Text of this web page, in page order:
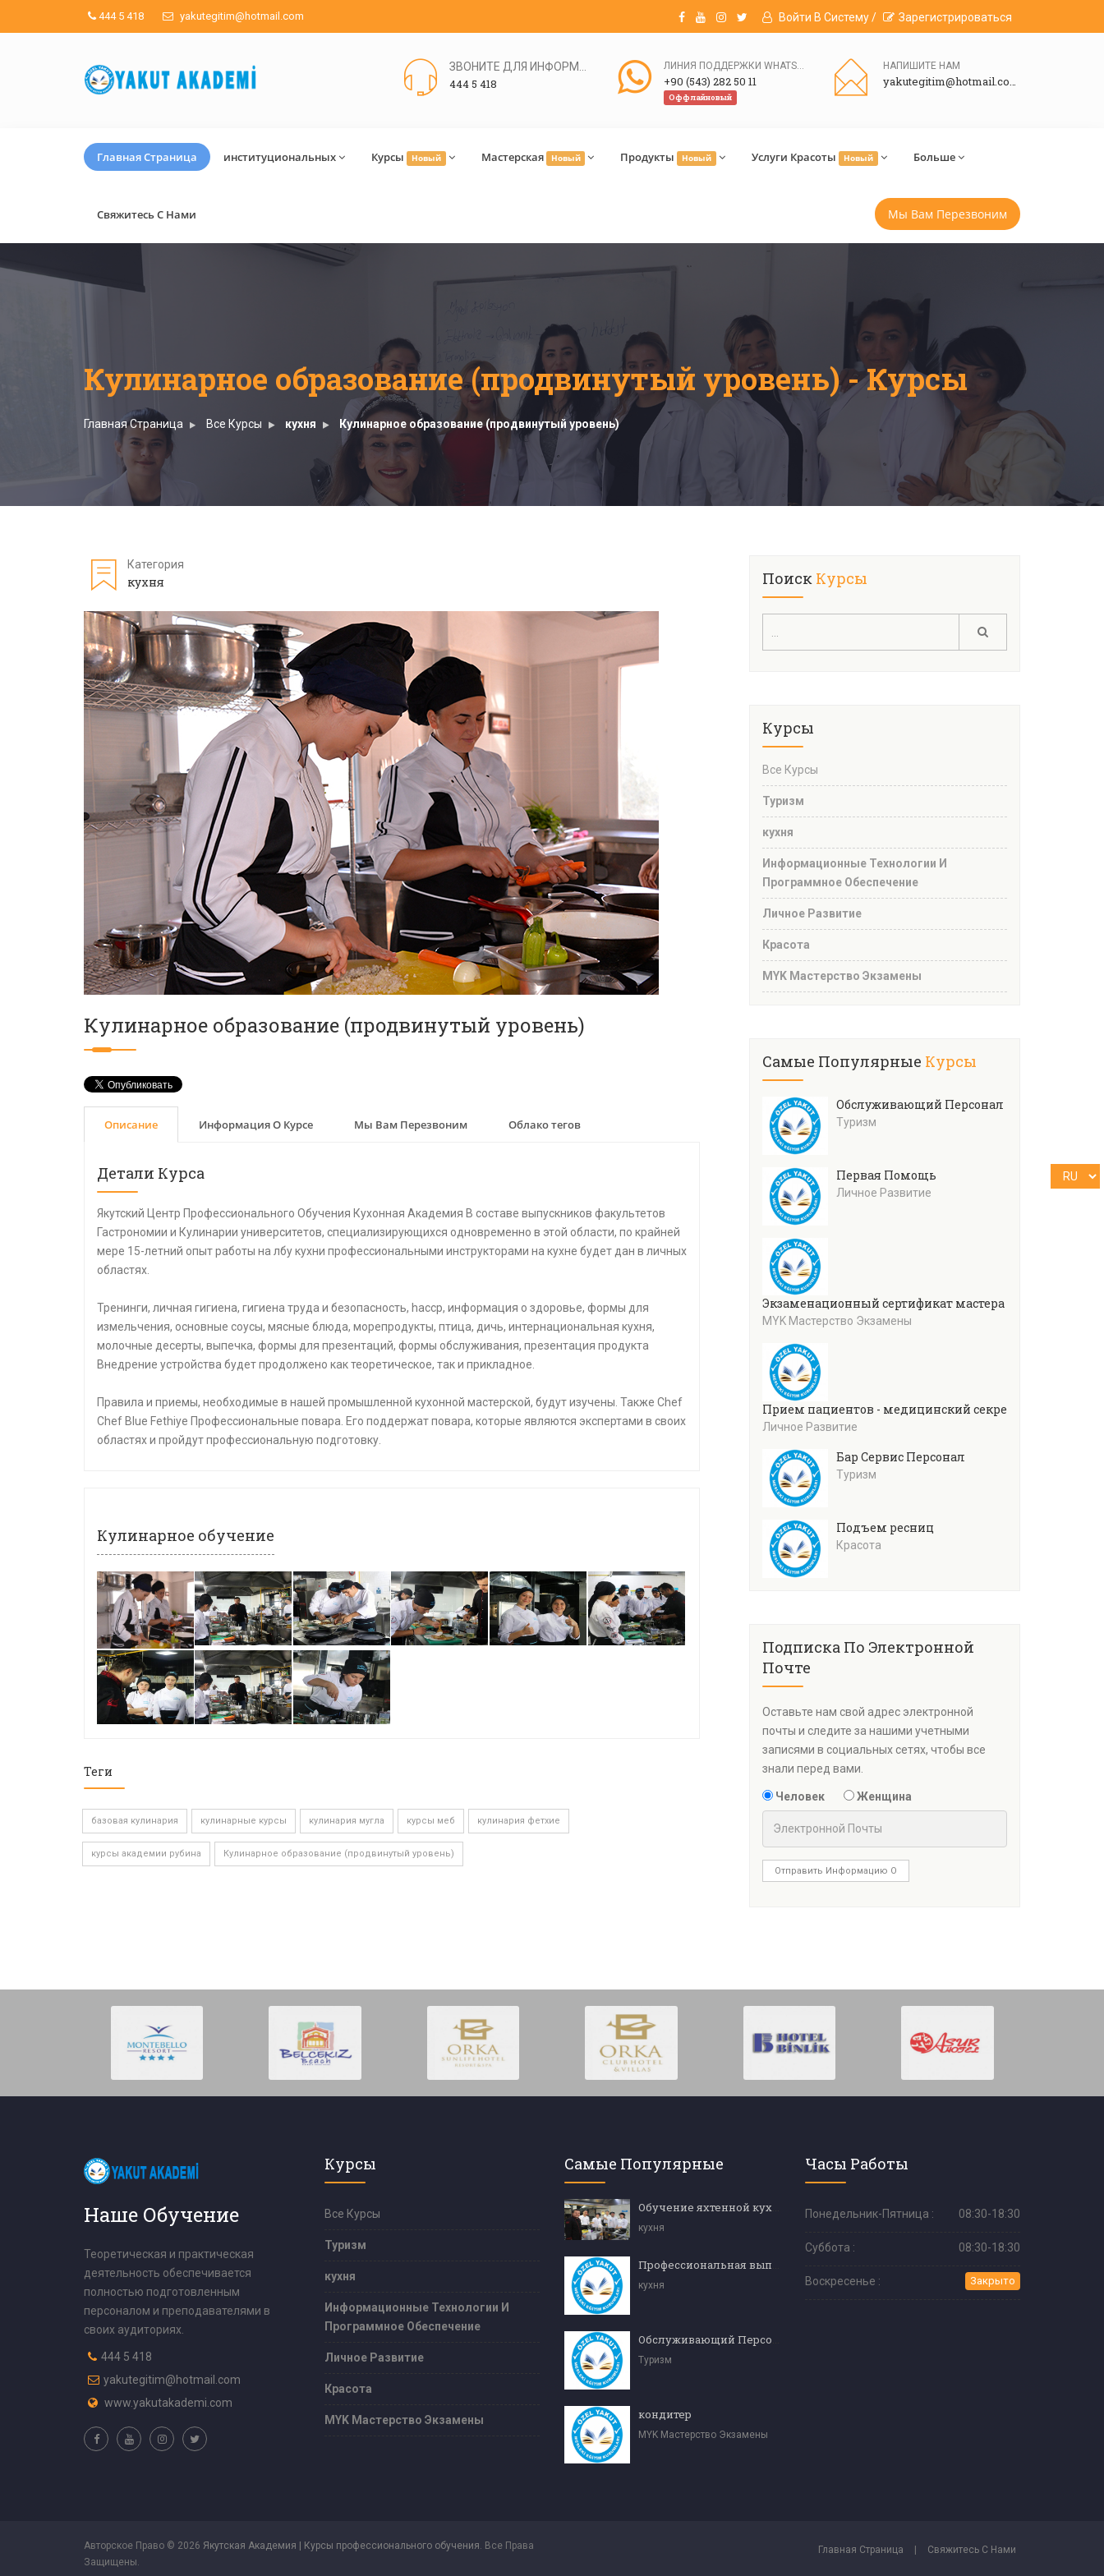
444 5 418 yakutegitim@hotmail.com Войти В Систему / Зарегистрироваться
444 5 418
ЛИНИЯ ПОДДЕРЖКИ WHATSAPP
+90 (543) 282 50 11
Оффлайновый
НАПИШИТЕ НАМ
yakutegitim@hotmail.com
Главная Страница институциональных Курсы Новый Мастерская Новый Продукты Новый Услуги Красоты Новый Больше
Свяжитесь С Нами Мы Вам Перезвоним
Кулинарное образование (продвинутый уровень) - Курсы
Главная Страница Все Курсы кухня Кулинарное образование (продвинутый уровень)
Категория
кухня
Кулинарное образование (продвинутый уровень)
Описание Информация О Курсе Мы Вам Перезвоним Облако тегов
Детали Курса
Якутский Центр Профессионального Обучения Кухонная Академия В составе выпускников факультетов
Гастрономии и Кулинарии университетов, специализирующихся одновременно в этой области, по крайней
мере 15-летний опыт работы на лбу кухни профессиональными инструкторами на кухне будет дан в личных
областях.
Тренинги, личная гигиена, гигиена труда и безопасность, haccp, информация о здоровье, формы для
измельчения, основные соусы, мясные блюда, морепродукты, птица, дичь, интернациональная кухня,
молочные десерты, выпечка, формы для презентаций, формы обслуживания, презентация продукта
Внедрение устройства будет продолжено как теоретическое, так и прикладное.
Правила и приемы, необходимые в нашей промышленной кухонной мастерской, будут изучены. Также Chef
Chef Blue Fethiye Профессиональные повара. Его поддержат повара, которые являются экспертами в своих
областях и пройдут профессиональную подготовку.
Кулинарное обучение
Теги
базовая кулинария кулинарные курсы кулинария мугла курсы меб кулинария фетхие
курсы академии рубина Кулинарное образование (продвинутый уровень)
Поиск Курсы
Курсы
Все Курсы
Туризм
кухня
Информационные Технологии И
Программное Обеспечение
Личное Развитие
Красота
MYK Мастерство Экзамены
Самые Популярные Курсы
Обслуживающий Персонал
Туризм
Первая Помощь
Личное Развитие
Экзаменационный сертификат мастера кулинарии
MYK Мастерство Экзамены
Прием пациентов - медицинский секретариат
Личное Развитие
Бар Сервис Персонал
Туризм
Подъем ресниц
Красота
Подписка По Электронной
Почте
Оставьте нам свой адрес электронной
почты и следите за нашими учетными
записями в социальных сетях, чтобы все
знали перед вами.
Человек Женщина
Отправить Информацию О
Наше Обучение
Теоретическая и практическая
деятельность обеспечивается
полностью подготовленным
персоналом и преподавателями в
своих аудиториях.
444 5 418
yakutegitim@hotmail.com
www.yakutakademi.com
Курсы
Все Курсы
Туризм
кухня
Информационные Технологии И
Программное Обеспечение
Личное Развитие
Красота
MYK Мастерство Экзамены
Самые Популярные
кухня
кухня
Туризм
кондитер
MYK Мастерство Экзамены
Часы Работы
Понедельник-Пятница : 08:30-18:30
Суббота : 08:30-18:30
Воскресенье : Закрыто
Авторское Право © 2026 Якутская Академия | Курсы профессионального обучения. Все Права
Защищены.
Главная Страница Свяжитесь С Нами